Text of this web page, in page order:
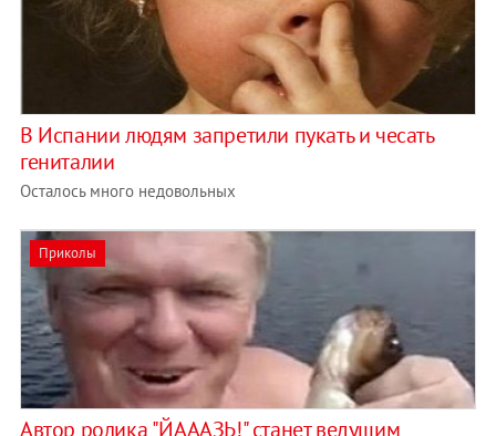
В Испании людям запретили пукать и чесать
гениталии
Осталось много недовольных
Приколы
Автор ролика "ЙАААЗЬ!" станет ведущим